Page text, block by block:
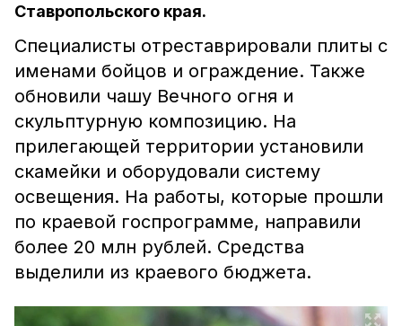
Ставропольского края.
Специалисты отреставрировали плиты с
именами бойцов и ограждение. Также
обновили чашу Вечного огня и
скульптурную композицию. На
прилегающей территории установили
скамейки и оборудовали систему
освещения. На работы, которые прошли
по краевой госпрограмме, направили
более 20 млн рублей. Средства
выделили из краевого бюджета.